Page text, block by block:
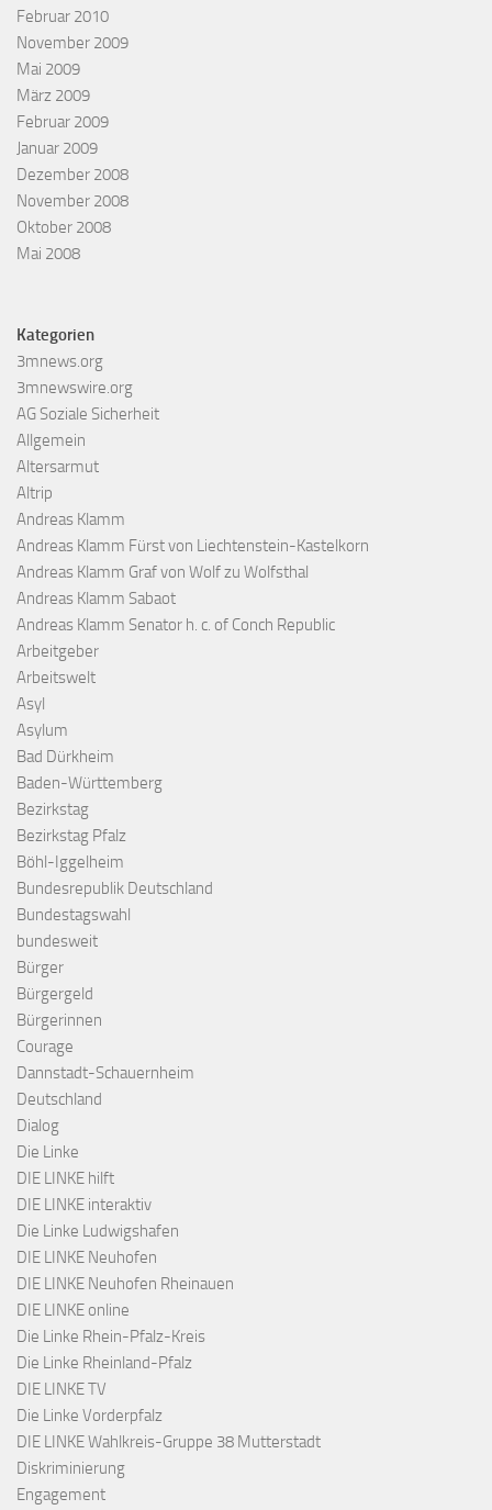
Februar 2010
November 2009
Mai 2009
März 2009
Februar 2009
Januar 2009
Dezember 2008
November 2008
Oktober 2008
Mai 2008
Kategorien
3mnews.org
3mnewswire.org
AG Soziale Sicherheit
Allgemein
Altersarmut
Altrip
Andreas Klamm
Andreas Klamm Fürst von Liechtenstein-Kastelkorn
Andreas Klamm Graf von Wolf zu Wolfsthal
Andreas Klamm Sabaot
Andreas Klamm Senator h. c. of Conch Republic
Arbeitgeber
Arbeitswelt
Asyl
Asylum
Bad Dürkheim
Baden-Württemberg
Bezirkstag
Bezirkstag Pfalz
Böhl-Iggelheim
Bundesrepublik Deutschland
Bundestagswahl
bundesweit
Bürger
Bürgergeld
Bürgerinnen
Courage
Dannstadt-Schauernheim
Deutschland
Dialog
Die Linke
DIE LINKE hilft
DIE LINKE interaktiv
Die Linke Ludwigshafen
DIE LINKE Neuhofen
DIE LINKE Neuhofen Rheinauen
DIE LINKE online
Die Linke Rhein-Pfalz-Kreis
Die Linke Rheinland-Pfalz
DIE LINKE TV
Die Linke Vorderpfalz
DIE LINKE Wahlkreis-Gruppe 38 Mutterstadt
Diskriminierung
Engagement